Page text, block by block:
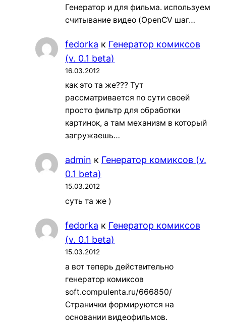
Генератор и для фильма. используем
считывание видео (OpenCV шаг…
fedorka к Генератор комиксов
(v. 0.1 beta)
16.03.2012
как это та же??? Тут
рассматривается по сути своей
просто фильтр для обработки
картинок, а там механизм в который
загружаешь…
admin к Генератор комиксов (v.
0.1 beta)
15.03.2012
суть та же )
fedorka к Генератор комиксов
(v. 0.1 beta)
15.03.2012
а вот теперь действительно
генератор комиксов
soft.compulenta.ru/666850/
Странички формируются на
основании видеофильмов.